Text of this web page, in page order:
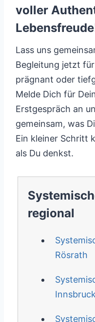
voller
Lass uns
Begleitung jetzt
prägnant oder
Melde Dich für
Erstgespräch an
gemeinsam, was
Ein kleiner Schritt
als Du denkst.
regional
Rösrath
Innsbruck